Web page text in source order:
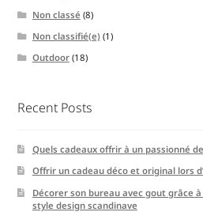
Non classé (8)
Non classifié(e)(1)
Outdoor(18)
Recent Posts
Quels cadeaux offrir à un passionné
Offrir un cadeau déco et original lors
Décorer son bureau avec gout grâce
style design scandinave